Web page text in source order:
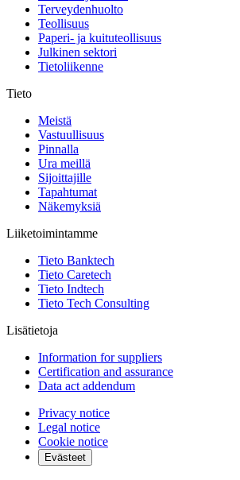
Terveydenhuolto
Teollisuus
Paperi- ja kuituteollisuus
Julkinen sektori
Tietoliikenne
Tieto
Meistä
Vastuullisuus
Pinnalla
Ura meillä
Sijoittajille
Tapahtumat
Näkemyksiä
Liiketoimintamme
Tieto Banktech
Tieto Caretech
Tieto Indtech
Tieto Tech Consulting
Lisätietoja
Information for suppliers
Certification and assurance
Data act addendum
Privacy notice
Legal notice
Cookie notice
Evästeet